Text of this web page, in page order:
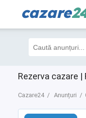
cazare
Rezerva cazare
Cazare24 Anunțuri
Filtre 3